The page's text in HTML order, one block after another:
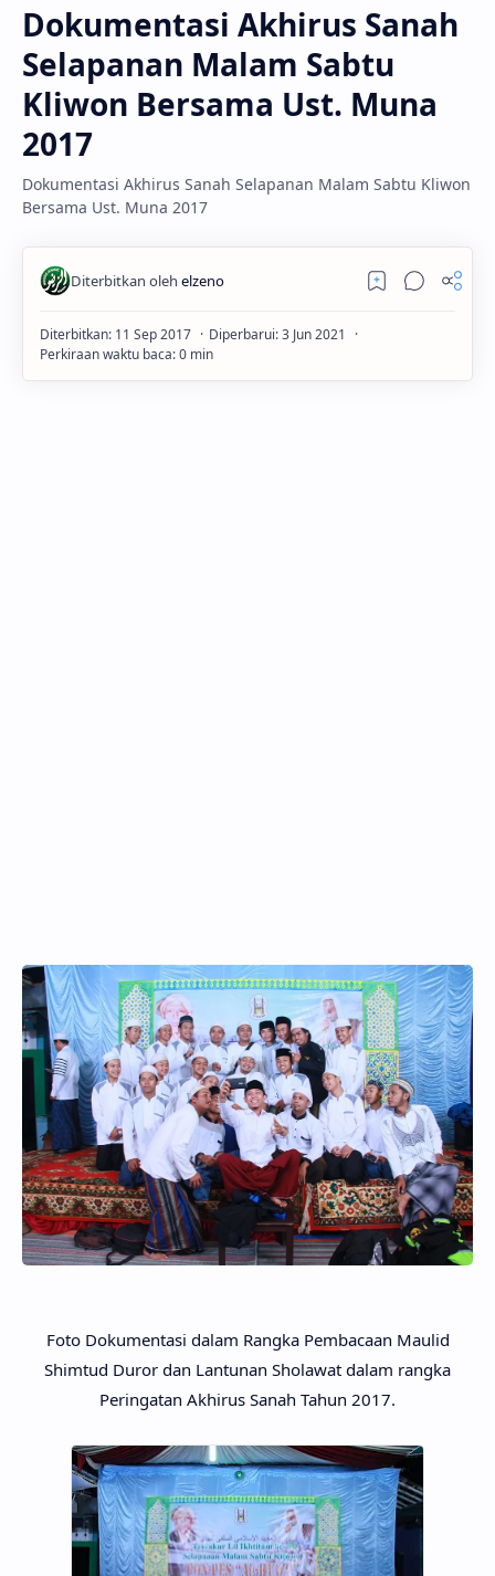
Dokumentasi Akhirus Sanah
Selapanan Malam Sabtu
Kliwon Bersama Ust. Muna
2017
Dokumentasi Akhirus Sanah Selapanan Malam Sabtu Kliwon
Bersama Ust. Muna 2017
Foto Dokumentasi dalam Rangka Pembacaan Maulid
Shimtud Duror dan Lantunan Sholawat dalam rangka
Peringatan Akhirus Sanah Tahun 2017.